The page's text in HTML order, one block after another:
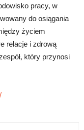
pracy, w
do osiągania
życiem
relacje i zdrową
który przynosi